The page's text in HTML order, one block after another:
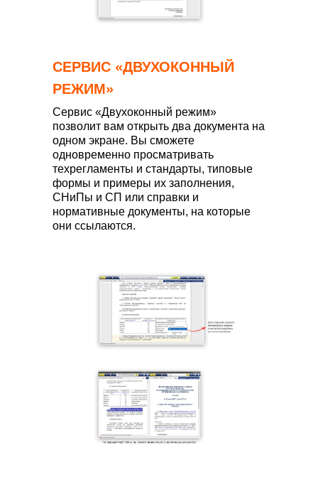
СЕРВИС «ДВУХОКОННЫЙ
РЕЖИМ»
Сервис «Двухоконный режим»
позволит вам открыть два документа на
одном экране. Вы сможете
одновременно просматривать
техрегламенты и стандарты, типовые
формы и примеры их заполнения,
СНиПы и СП или справки и
нормативные документы, на которые
они ссылаются.